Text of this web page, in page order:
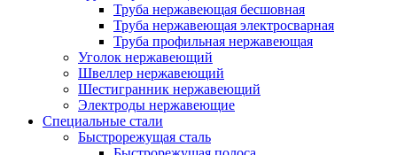
Труба нержавеющая бесшовная
Труба нержавеющая электросварная
Труба профильная нержавеющая
Уголок нержавеющий
Швеллер нержавеющий
Шестигранник нержавеющий
Электроды нержавеющие
Специальные стали
Быстрорежущая сталь